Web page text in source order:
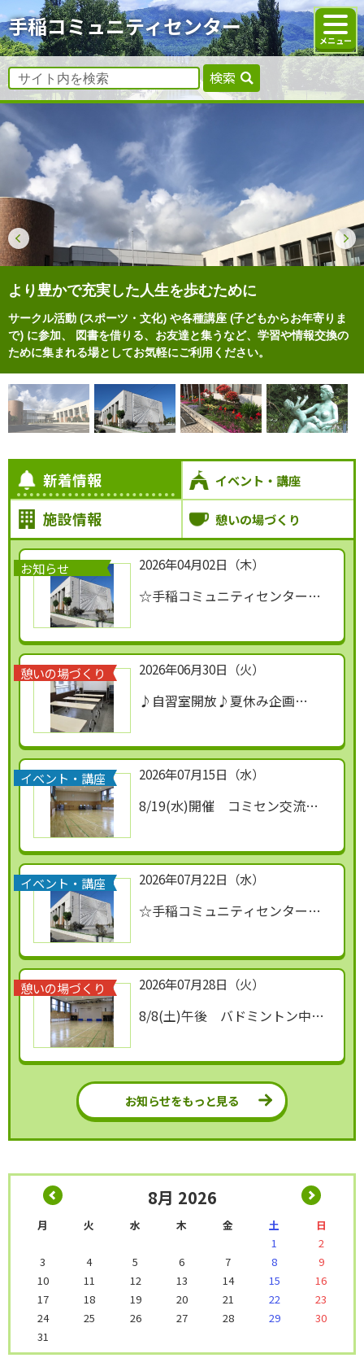
手稲コミュニティセンター
検索
より豊かで充実した人生を歩むために
サークル活動 (スポーツ・文化) や各種講座 (子どもからお年寄りま
で) に参加、
図書を借りる、お友達と集うなど、学習や情報交換の
ために集まれる場としてお気軽にご利用ください。
新着情報 イベント・講座
施設情報 憩いの場づくり
2026年04月02日（木）
☆手稲コミュニティセンター広
お知らせ
2026年06月30日（火）
♪自習室開放♪夏休み企画
憩いの場づくり
2026年07月15日（水）
8/19(水)開催 コミセン交流事
せ
イベント・講座
2026年07月22日（水）
☆手稲コミュニティセンター文
イベント・講座
2026年07月28日（火）
8/8(土)午後 バドミントン中止
憩いの場づくり
2026年07月15日（水）
8/19(水)開催 コミセン交流事
業【ふまねっと】開催のお知ら
せ
イベント・講座
2026年07月22日（水）
☆手稲コミュニティセンター文
イベント・講座
2026年06月30日（火）
♪自習室開放♪夏休み企画
7/27(月)～8/16(日)
憩いの場づくり
2026年07月28日（火）
8/8(土)午後 バドミントン中止
憩いの場づくり
お知らせをもっと見る
8月 2026
月 火 水 木 金 土
日
1
2
3
4 5 6 7 8
9
10
11 12 13 14 15
16
17
18 19 20 21 22
23
24
25 26 27 28 29
30
31